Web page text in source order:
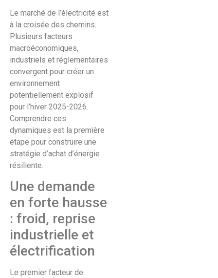
Le marché de l’électricité est
à la croisée des chemins.
Plusieurs facteurs
macroéconomiques,
industriels et réglementaires
convergent pour créer un
environnement
potentiellement explosif
pour l’hiver 2025-2026.
Comprendre ces
dynamiques est la première
étape pour construire une
stratégie d’achat d’énergie
résiliente.
Une demande
en forte hausse
: froid, reprise
industrielle et
électrification
Le premier facteur de